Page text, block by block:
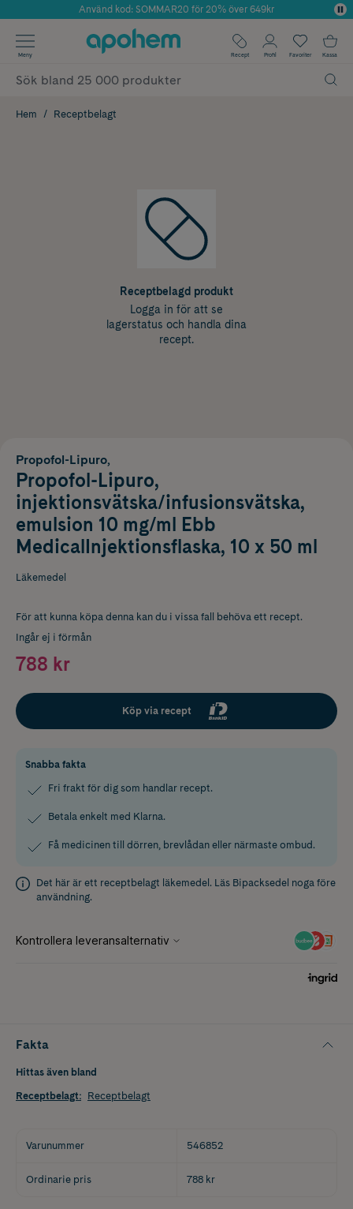
Årets Butik 2025 inom Skönhet
Använd kod: SOMMAR20 för 20% över 649kr
✓ Fri frakt
✓ Poäng på alla köp*
Meny Recept Profil Favoriter Kassa
Hem Receptbelagt
Receptbelagd produkt
Logga in för att se
lagerstatus och handla dina
recept.
Propofol-Lipuro,
Propofol-Lipuro,
injektionsvätska/infusionsvätska,
emulsion 10 mg/ml Ebb
MedicalInjektionsflaska, 10 x 50 ml
Läkemedel
För att kunna köpa denna kan du i vissa fall behöva ett recept.
Ingår ej i förmån
788 kr
Köp via recept
Snabba fakta
Fri frakt för dig som handlar recept.
Betala enkelt med Klarna.
Få medicinen till dörren, brevlådan eller närmaste ombud.
Det här är ett receptbelagt läkemedel. Läs Bipacksedel noga före
användning.
Fakta
Hittas även bland
Receptbelagt: Receptbelagt
Varunummer 546852
Ordinarie pris 788 kr